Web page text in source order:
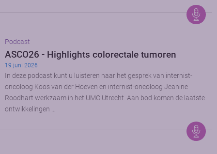
Podcast
ASCO26 - Highlights colorectale tumoren
19 juni 2026
In deze podcast kunt u luisteren naar het gesprek van internist-
oncoloog Koos van der Hoeven en internist-oncoloog Jeanine
Roodhart werkzaam in het UMC Utrecht. Aan bod komen de laatste
ontwikkelingen …